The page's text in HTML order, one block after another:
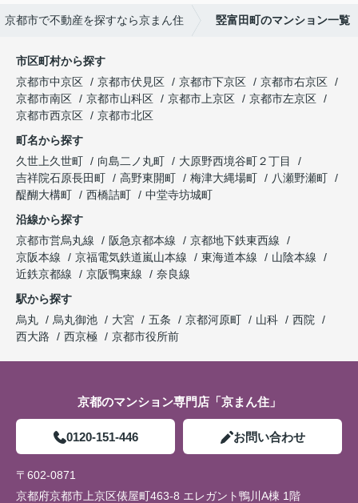
京都市で不動産を探すなら京まん住 竪富田町のマンション一覧
市区町村から探す
京都市中京区
京都市伏見区 京都市下京区
京都市右京区
京都市南区
京都市山科区 京都市上京区
京都市左京区
京都市西京区
京都市北区
町名から探す
久世上久世町
向島二ノ丸町
大原野西境谷町２丁目
吉祥院石原長田町
高野東開町 梅津大縄場町
八瀬野瀬町
醍醐大構町
西橋詰町
中堂寺坊城町
沿線から探す
京都市営烏丸線
阪急京都本線
京都地下鉄東西線
京阪本線
京福電気鉄道嵐山本線 東海道本線
山陰本線
近鉄京都線
京阪鴨東線
奈良線
駅から探す
烏丸
烏丸御池 大宮 五条 京都河原町 山科
西院
西大路
西京極 京都市役所前
京都のマンション専門店「京まん住」
0120-151-446 お問い合わせ
〒602-0871
京都府京都市上京区俵屋町463-8 エレガント鴨川A棟 1階